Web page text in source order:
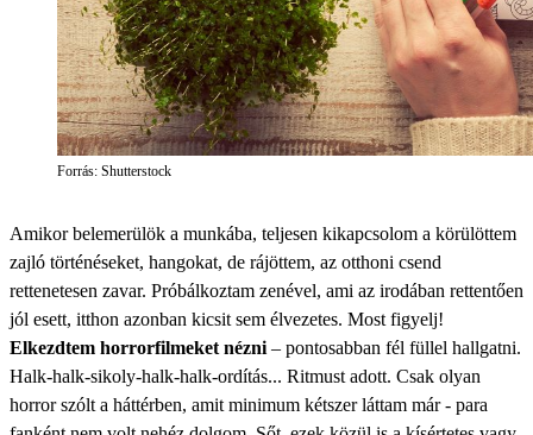
Forrás: Shutterstock
Amikor belemerülök a munkába, teljesen kikapcsolom a körülöttem
zajló történéseket, hangokat, de rájöttem, az otthoni csend
rettenetesen zavar. Próbálkoztam zenével, ami az irodában rettentően
jól esett, itthon azonban kicsit sem élvezetes. Most figyelj!
Elkezdtem horrorfilmeket nézni – pontosabban fél füllel hallgatni.
Halk-halk-sikoly-halk-halk-ordítás... Ritmust adott. Csak olyan
horror szólt a háttérben, amit minimum kétszer láttam már - para